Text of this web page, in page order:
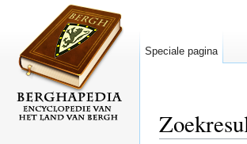
Speciale pagina